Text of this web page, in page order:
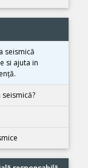
seismică
si ajuta in